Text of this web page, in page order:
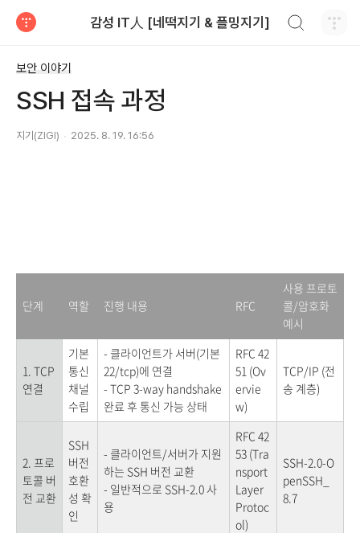
감성 IT人 [네떡지기 & 플밍지기]
보안 이야기
SSH 접속 과정
지기(ZIGI) 2025. 8. 19. 16:56
단계 역할 진행 내용 RFC
사용 프로토
콜/암호화
예시
1. TCP
연결
기본
통신
채널
수립
- 클라이언트가 서버(기본
22/tcp)에 연결
- TCP 3-way handshake
완료 후 통신 가능 상태
RFC 42
51 (Ov
ervie
w)
TCP/IP (전
송 계층)
2. 프로
토콜 버
전 교환
SSH
버전
호환
성 확
인
- 클라이언트/서버가 지원
하는 SSH 버전 교환
- 일반적으로 SSH-2.0 사
용
RFC 42
53 (Tra
nsport
Layer
Protoc
ol)
SSH-2.0-O
penSSH_
8.7